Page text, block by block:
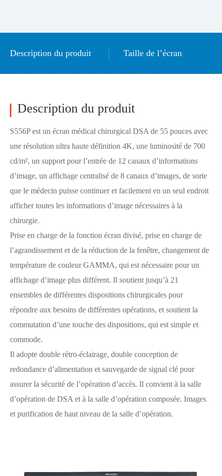
Description du produit Taille de l’écran
Description du produit
S556P est un écran médical chirurgical DSA de 55 pouces avec
une résolution ultra haute définition 4K, une luminosité de 700
cd/m², un support pour l’entrée de 12 canaux d’informations
d’image, un affichage centralisé de 8 canaux d’images, de sorte
que le médecin puisse continuer et facilement en un seul endroit
afficher toutes les informations d’image nécessaires à la
chirurgie.
Prise en charge de la fonction écran divisé, prise en charge de
l’agrandissement et de la réduction de la fenêtre, changement de
température de couleur GAMMA, qui est nécessaire pour un
affichage d’image plus différent. Il soutient jusqu’à 21
ensembles de différentes dispositions chirurgicales pour
répondre aux besoins de différentes opérations, et soutient la
commutation d’une touche des dispositions, qui est simple et
commode.
Il adopte double rétro-éclairage, double conception de
redondance d’alimentation et sauvegarde de signal clé pour
assurer la sécurité de l’opération d’accès. Il convient à la salle
d’opération de DSA et à la salle d’opération composée. Images
et purification de haut niveau de la salle d’opération.